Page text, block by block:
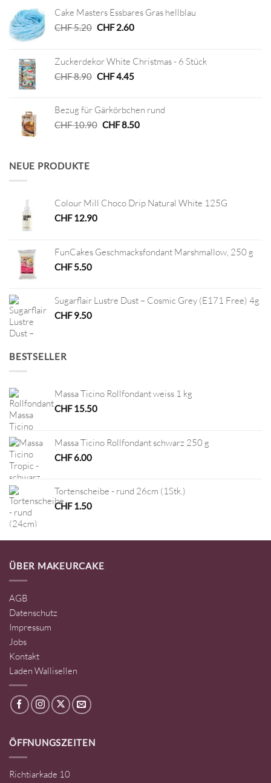
Cake Masters Essbares Gras hellblau
CHF5.20 Ursprünglicher
CHF 5.20
CHF2.60Aktueller
CHF 2.60.
Zuckerdekor White Christmas - 6 Stück
CHF8.90 Ursprünglicher
CHF 8.90
CHF4.45Aktueller
CHF 4.45.
Bezug für Gärkörbchen rund
CHF10.90 Ursprünglicher
CHF8.50Aktueller
NEUE PRODUKTE
Colour Mill Choco Drip Natural White 125G
CHF12.90
FunCakes Geschmacksfondant Marshmallow, 250 g
CHF5.50
Sugarflair Lustre Dust – Cosmic Grey (E171 Free) 4g
CHF9.50
BESTSELLER
Massa Ticino Rollfondant weiss 1 kg
CHF15.50
Massa Ticino Rollfondant schwarz 250 g
CHF6.00
Tortenscheibe - rund 26cm (1Stk.)
CHF1.50
ÜBER MAKEURCAKE
AGB
Datenschutz
Impressum
Jobs
Kontakt
Laden Wallisellen
ÖFFNUNGSZEITEN
Richtiarkade 10